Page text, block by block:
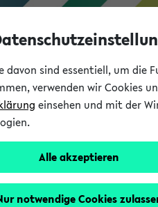
davon sind essentiell, um
verwenden wir
einsehen und mit der
Alle akzeptieren
notwendige Cookies